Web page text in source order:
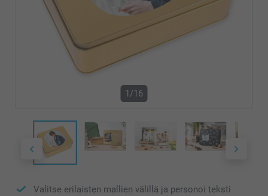
1/16
Valitse erilaisten mallien välillä ja personoi teksti